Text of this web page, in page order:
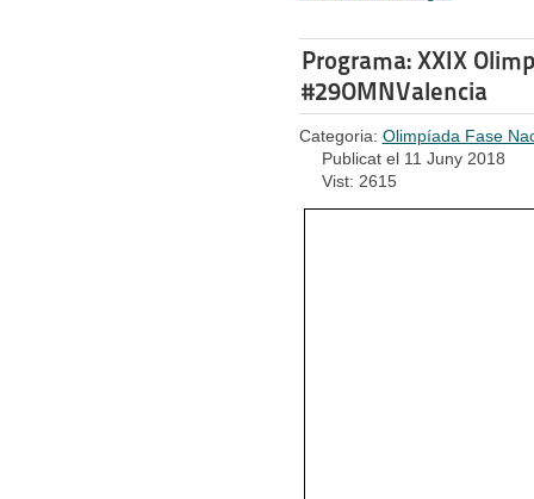
Programa: XXIX
#29OMNValencia
Categoria: Olimpíada Fase
Publicat el 11 Juny 2018
Vist: 2615